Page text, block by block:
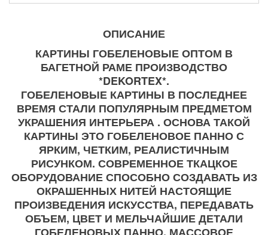
ОПИСАНИЕ
КАРТИНЫ ГОБЕЛЕНОВЫЕ ОПТОМ В
БАГЕТНОЙ РАМЕ ПРОИЗВОДСТВО
*DEKORTEX*.
ГОБЕЛЕНОВЫЕ КАРТИНЫ В ПОСЛЕДНЕЕ
ВРЕМЯ СТАЛИ ПОПУЛЯРНЫМ ПРЕДМЕТОМ
УКРАШЕНИЯ ИНТЕРЬЕРА . ОСНОВА ТАКОЙ
КАРТИНЫ ЭТО ГОБЕЛЕНОВОЕ ПАННО С
ЯРКИМ, ЧЕТКИМ, РЕАЛИСТИЧНЫМ
РИСУНКОМ. СОВРЕМЕННОЕ ТКАЦКОЕ
ОБОРУДОВАНИЕ СПОСОБНО СОЗДАВАТЬ ИЗ
ОКРАШЕННЫХ НИТЕЙ НАСТОЯЩИЕ
ПРОИЗВЕДЕНИЯ ИСКУССТВА, ПЕРЕДАВАТЬ
ОБЪЕМ, ЦВЕТ И МЕЛЬЧАЙШИЕ ДЕТАЛИ